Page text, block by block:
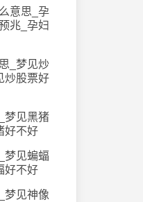
意思_孕
兆_孕妇
_梦见炒
炒股票好
梦见黑猪
好不好
梦见蝙蝠
好不好
梦见神像